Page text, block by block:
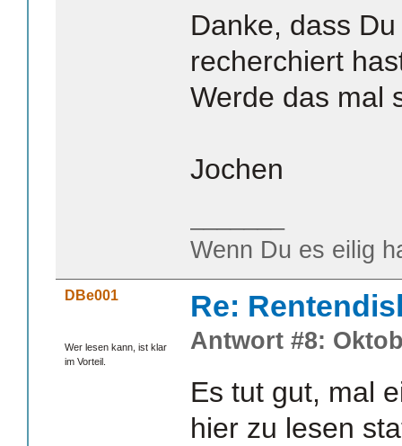
Danke, dass
recherchiert
Werde das mal
Jochen
Wenn Du es eilig
DBe001
Wer lesen kann, ist klar
im Vorteil.
Re:
Antwort #8:
Es tut gut, mal
hier zu lesen